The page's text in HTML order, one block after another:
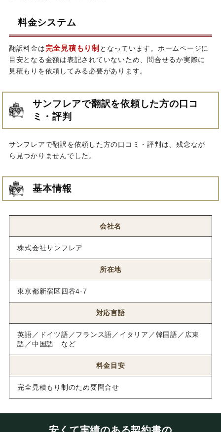
料金システム
翻訳料金は完全見積もり制 となっています。ホームページに
目安となる金額は表記されていないため、問合せるか実際に
見積もりを依頼してみる必要があります。
サンフレアで翻訳を依頼した方の口コ
ミ・評判
サンフレアで翻訳を依頼した方の口コミ・評判は、残念なが
ら見つかりませんでした。
基本情報
会社名
株式会社サンフレア
所在地
東京都新宿区四谷4-7
対応言語
英語／ドイツ語／フランス語／イタリア／韓国語／広東
語／中国語 など
料金目安
完全見積もり制のため要問合せ
安くて実績のある契約書の